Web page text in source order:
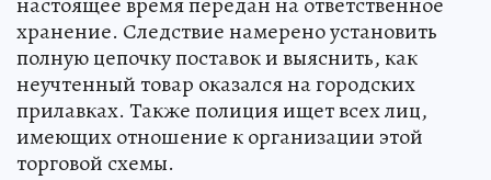
хранение. Следствие намерено установить
полную цепочку поставок и выяснить, как
неучтенный товар оказался на городских
прилавках. Также полиция ищет всех лиц,
имеющих отношение к организации этой
торговой схемы.